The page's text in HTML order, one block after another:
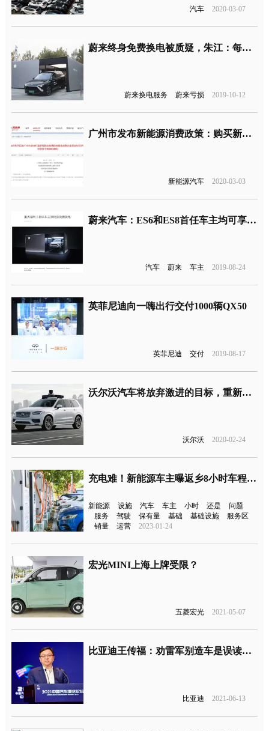
汽车 2020-03-07
蔚来终身免费换电被质疑，朱江：每天增加5万元运营成本
蔚来换电服务 蔚来亏损 2019-10-12
广州市发布新能源消费政策：购买新能源汽车可享1万元补贴
新能源汽车 2020-03-03
蔚来汽车：ES6和ES8首任车主均可享受终生免费换电服务
汽车 蔚来 车主 2019-08-24
英菲尼迪向一嗨出行交付1000辆QX50
英菲尼迪 交付 2019-08-17
沃尔沃汽车将放弃激进的目标，重新审视自动驾驶技术
沃尔沃 2020-02-24
充电难！新能源车主曝返乡8小时车程花15小时
新能源 设施 汽车 车主 小时 还是
问题
服务
驾驶 保有量 基础 基础设施
服务区
销量
运营 2023-01-24
宏光MINI上海上牌受限？
五菱宏光 2021-05-07
比亚迪王传福：劝雷军别造车是误读，支持小米在汽车领域发展
比亚迪 2021-06-13